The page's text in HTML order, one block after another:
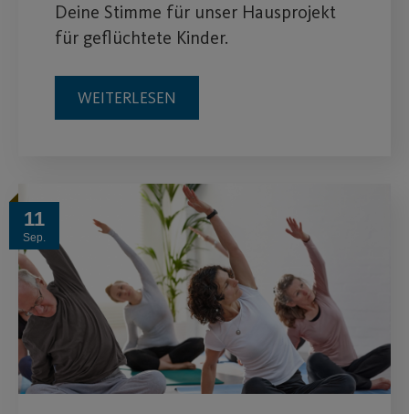
Deine Stimme für unser Hausprojekt
für geflüchtete Kinder.
WEITERLESEN
11
Sep.